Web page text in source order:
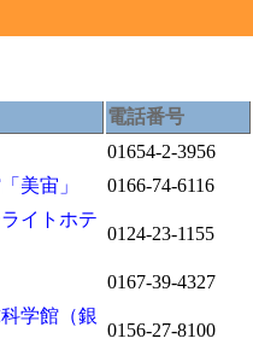
電話番号
01654-2-3956
美宙」
0166-74-6116
イトホテ
0124-23-1155
0167-39-4327
学館（銀
0156-27-8100